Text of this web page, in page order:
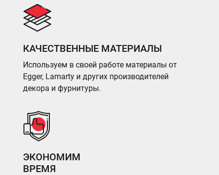
КАЧЕСТВЕННЫЕ МАТЕРИАЛЫ
Используем в своей работе материалы от
Egger, Lamarty и других производителей
декора и фурнитуры.
ЭКОНОМИМ
ВРЕМЯ